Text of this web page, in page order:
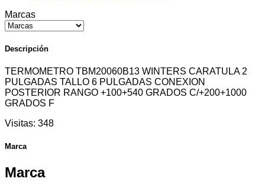
Marcas
Descripción
TERMOMETRO TBM20060B13 WINTERS CARATULA 2
PULGADAS TALLO 6 PULGADAS CONEXION
POSTERIOR RANGO +100+540 GRADOS C/+200+1000
GRADOS F
Visitas: 348
Marca
Marca